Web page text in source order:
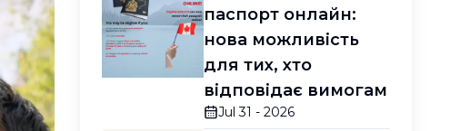
паспорт онлайн:
нова можливість
для тих, хто
відповідає вимогам
Jul 31 - 2026